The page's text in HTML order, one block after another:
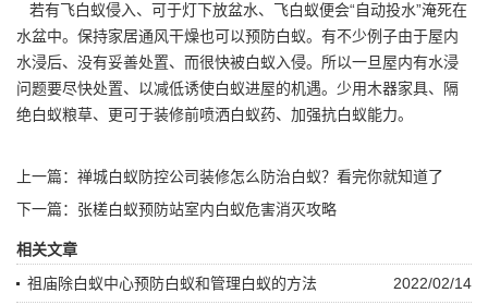
若有飞白蚁侵入、可于灯下放盆水、飞白蚁便会“自动投水”淹死在
水盆中。保持家居通风干燥也可以预防白蚁。有不少例子由于屋内
水浸后、没有妥善处置、而很快被白蚁入侵。所以一旦屋内有水浸
问题要尽快处置、以减低诱使白蚁进屋的机遇。少用木器家具、隔
绝白蚁粮草、更可于装修前喷洒白蚁药、加强抗白蚁能力。
上一篇： 禅城白蚁防控公司装修怎么防治白蚁？看完你就知道了
下一篇： 张槎白蚁预防站室内白蚁危害消灭攻略
相关文章
2022/02/14
祖庙除白蚁中心预防白蚁和管理白蚁的方法